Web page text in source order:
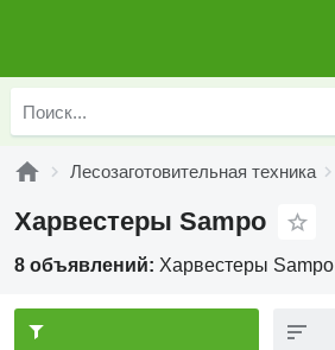
Лесозаготовительная техника
Харвестеры Sampo
8 объявлений: Харвестеры Sampo